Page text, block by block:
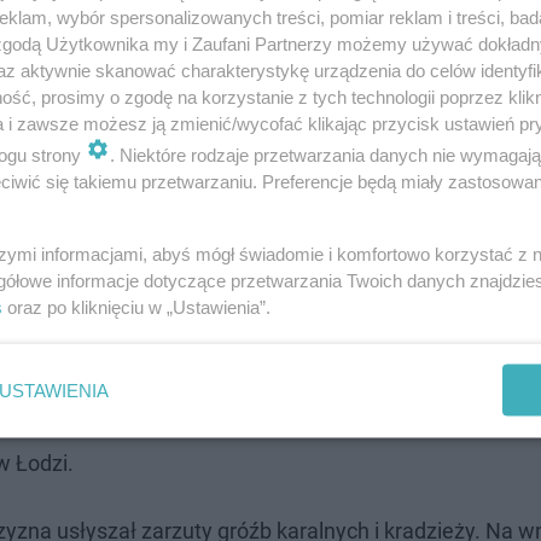
podszedł do pasażera, który wszczął alarm i
panika – ludzie zaczęli krzyczeć, że napastnik ma
do kabiny motorniczego, kierując nóż w jego
otworzył drzwi, pozwalając napastnikowi uciec
świadek wskazał drogę ucieczki napastnika.
znalazł się w rękach funkcjonariuszy
-
Łodzi.
usłyszał zarzuty gróźb karalnych i kradzieży. Na
wybór spersonalizowanych treści, pomiar reklam i treści,
Użytkownika my i Zaufani Partnerzy możemy używać
aktywnie skanować charakterystykę urządzenia do celów
prosimy o zgodę na korzystanie z tych technologii poprzez
i zawsze możesz ją zmienić/wycofać klikając przycisk ustawień
strony
. Niektóre rodzaje przetwarzania danych nie
się takiemu przetwarzaniu. Preferencje będą miały
informacjami, abyś mógł świadomie i komfortowo korzystać z
informacje dotyczące przetwarzania Twoich danych
oraz po kliknięciu w „Ustawienia”.
USTAWIENIA